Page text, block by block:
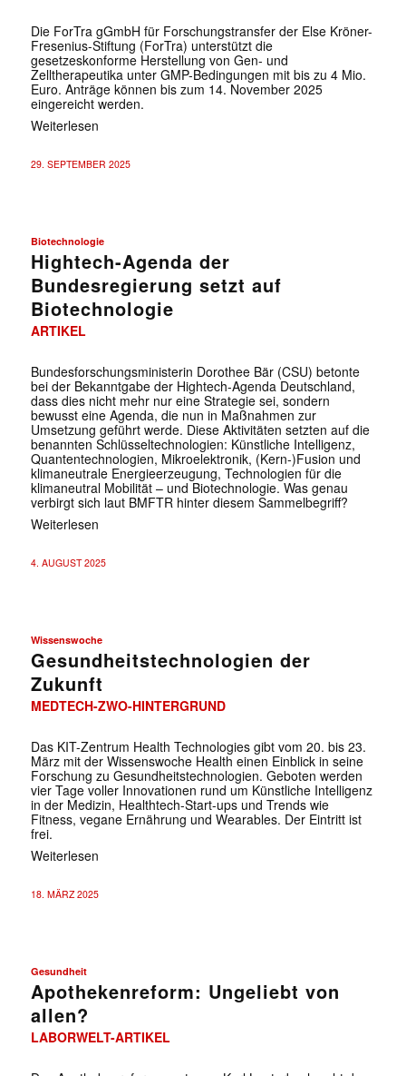
Die ForTra gGmbH für Forschungstransfer der Else Kröner-
Fresenius-Stiftung (ForTra) unterstützt die
gesetzeskonforme Herstellung von Gen- und
Zelltherapeutika unter GMP-Bedingungen mit bis zu 4 Mio.
Euro. Anträge können bis zum 14. November 2025
eingereicht werden.
Weiterlesen
29. SEPTEMBER 2025
Biotechnologie
Hightech-Agenda der
Bundesregierung setzt auf
Biotechnologie
ARTIKEL
Bundesforschungsministerin Dorothee Bär (CSU) betonte
bei der Bekanntgabe der Hightech-Agenda Deutschland,
dass dies nicht mehr nur eine Strategie sei, sondern
bewusst eine Agenda, die nun in Maßnahmen zur
Umsetzung geführt werde. Diese Aktivitäten setzten auf die
benannten Schlüsseltechnologien: Künstliche Intelligenz,
Quantentechnologien, Mikroelektronik, (Kern-)Fusion und
klimaneutrale Energieerzeugung, Technologien für die
klimaneutral Mobilität – und Biotechnologie. Was genau
verbirgt sich laut BMFTR hinter diesem Sammelbegriff?
Weiterlesen
4. AUGUST 2025
Wissenswoche
Gesundheitstechnologien der
Zukunft
MEDTECH-ZWO-HINTERGRUND
Das KIT-Zentrum Health Technologies gibt vom 20. bis 23.
März mit der Wissenswoche Health einen Einblick in seine
Forschung zu Gesundheitstechnologien. Geboten werden
vier Tage voller Innovationen rund um Künstliche Intelligenz
in der Medizin, Healthtech-Start-ups und Trends wie
Fitness, vegane Ernährung und Wearables. Der Eintritt ist
frei.
Weiterlesen
18. MÄRZ 2025
Gesundheit
Apothekenreform: Ungeliebt von
allen?
LABORWELT-ARTIKEL